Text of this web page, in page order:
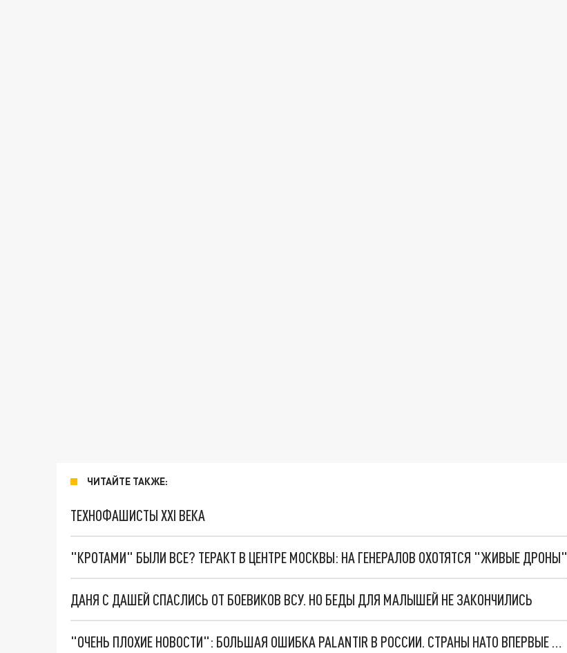
ЧИТАЙТЕ ТАКЖЕ:
ТЕХНОФАШИСТЫ XXI ВЕКА
"КРОТАМИ" БЫЛИ ВСЕ? ТЕРАКТ В ЦЕНТРЕ МОСКВЫ: НА ГЕНЕРАЛОВ ОХОТЯТСЯ "ЖИВЫЕ ДРОНЫ"
ДАНЯ С ДАШЕЙ СПАСЛИСЬ ОТ БОЕВИКОВ ВСУ. НО БЕДЫ ДЛЯ МАЛЫШЕЙ НЕ ЗАКОНЧИЛИСЬ
"ОЧЕНЬ ПЛОХИЕ НОВОСТИ": БОЛЬШАЯ ОШИБКА PALANTIR В РОССИИ. СТРАНЫ НАТО ВПЕРВЫЕ ЗА СВО ОСТАНОВИЛИ ПОСТАВКИ ОРУЖИЯ. ВСУ ТЕРЯЮТ ПРИГРАНИЧЬЕ?